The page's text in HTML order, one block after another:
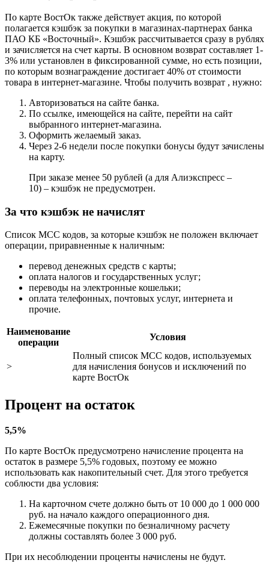
По карте ВостОк также действует акция, по которой
полагается кэшбэк за покупки в магазинах-партнерах банка
ПАО КБ «Восточный». Кэшбэк рассчитывается сразу в рублях
и зачисляется на счет карты. В основном возврат составляет 1-
3% или установлен в фиксированной сумме, но есть позиции,
по которым вознаграждение достигает 40% от стоимости
товара в интернет-магазине. Чтобы получить возврат , нужно:
Авторизоваться на сайте банка.
По ссылке, имеющейся на сайте, перейти на сайт
выбранного интернет-магазина.
Оформить желаемый заказ.
Через 2-6 недели после покупки бонусы будут зачислены
на карту.
При заказе менее 50 рублей (а для Алиэкспресс –
10) – кэшбэк не предусмотрен.
За что кэшбэк не начислят
Список МСС кодов, за которые кэшбэк не положен включает
операции, приравненные к наличным:
перевод денежных средств с карты;
оплата налогов и государственных услуг;
переводы на электронные кошельки;
оплата телефонных, почтовых услуг, интернета и
прочие.
Наименование
операции
Условия
>
Полный список МСС кодов, используемых
для начисления бонусов и исключений по
карте ВостОк
Процент на остаток
5,5%
По карте ВостОк предусмотрено начисление процента на
остаток в размере 5,5% годовых, поэтому ее можно
использовать как накопительный счет. Для этого требуется
соблюсти два условия:
На карточном счете должно быть от 10 000 до 1 000 000
руб. на начало каждого операционного дня.
Ежемесячные покупки по безналичному расчету
должны составлять более 3 000 руб.
При их несоблюдении проценты начислены не будут.